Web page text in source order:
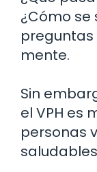
¿Cómo se
mente.
Sin
el VPH es
personas